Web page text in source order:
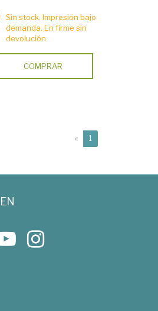
Sin stock. Impresión bajo
demanda. En firme sin
devolución
COMPRAR
« 1